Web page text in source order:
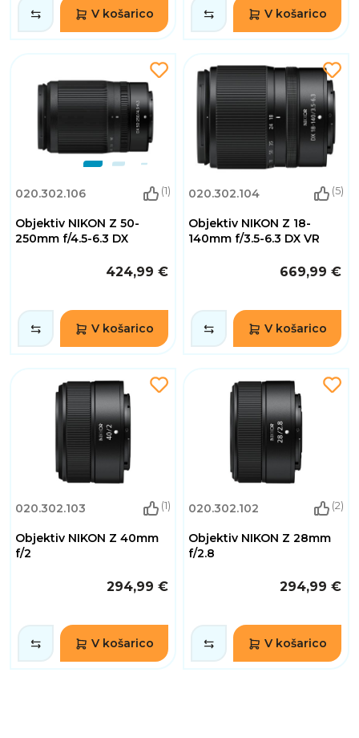
V košarico V košarico
020.302.106 (1)
Objektiv NIKON Z 50-
250mm f/4.5-6.3 DX
424,99 €
V košarico
020.302.104 (5)
Objektiv NIKON Z 18-
140mm f/3.5-6.3 DX VR
669,99 €
V košarico
020.302.103 (1)
Objektiv NIKON Z 40mm
f/2
294,99 €
V košarico
020.302.102 (2)
Objektiv NIKON Z 28mm
f/2.8
294,99 €
V košarico